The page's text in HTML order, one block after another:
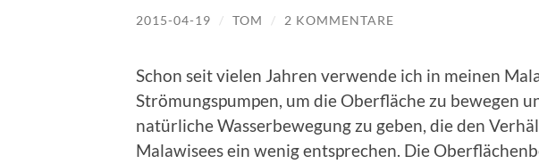
2015-04-19 / TOM / 2 KOMMENTARE
Schon seit vielen Jahren verwende ich in meinen
Strömungspumpen, um die Oberfläche zu bewegen
natürliche Wasserbewegung zu geben, die den
Malawisees ein wenig entsprechen. Die